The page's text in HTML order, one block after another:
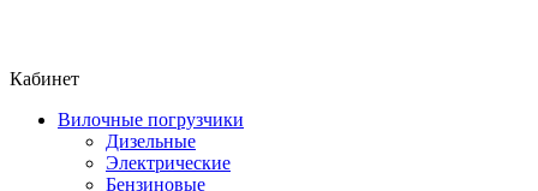
Кабинет
Вилочные погрузчики
Дизельные
Электрические
Бензиновые